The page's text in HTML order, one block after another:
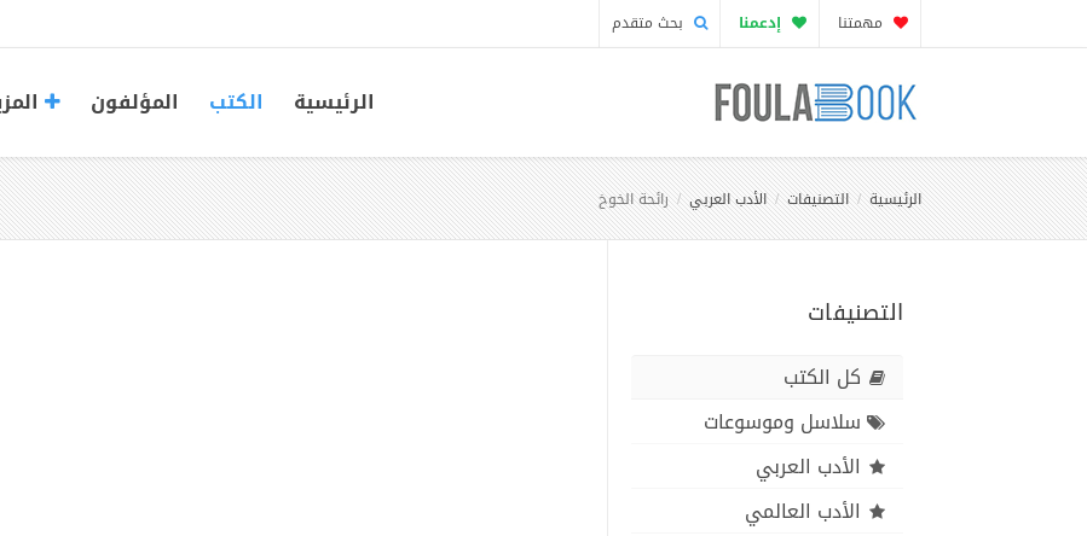
مهمتنا إدعمنا بحث متقدم
الرئيسية الكتب المؤلفون
الرئيسية التصنيفات الأدب العربي رائحة الخوخ
التصنيفات
كل الكتب
سلاسل وموسوعات
الأدب العربي
الأدب العالمي